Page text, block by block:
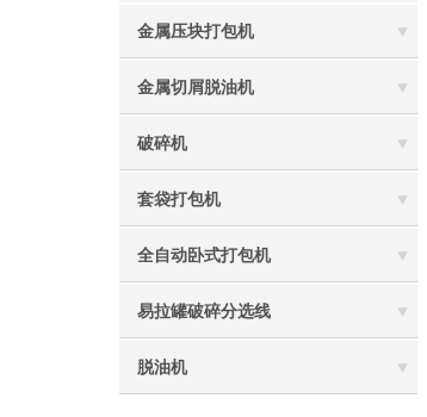
金属压块打包机
金属切屑脱油机
破碎机
套袋打包机
全自动卧式打包机
易拉罐破碎分选线
脱油机